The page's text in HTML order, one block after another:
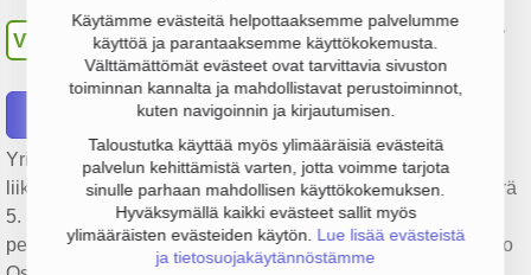
Käytämme evästeitä helpottaaksemme palvelumme
käyttöä ja parantaaksemme käyttökokemusta.
Välttämättömät evästeet ovat tarvittavia sivuston
toiminnan kannalta ja mahdollistavat perustoiminnot,
kuten navigoinnin ja kirjautumisen.
Taloustutka käyttää myös ylimääräisiä evästeitä
palvelun kehittämistä varten, jotta voimme tarjota
sinulle parhaan mahdollisen käyttökokemuksen.
Hyväksymällä kaikki evästeet sallit myös
ylimääräisten evästeiden käytön. Lue lisää evästeistä
ja tietosuojakäytännöstämme
VV
Oy Vaasan Vihannes - Vasa
Grönsaker Ab
Yrityksen Oy Vaasan Vihannes - Vasa Grönsaker Ab
liikevaihto on 10.4 milj. €, tulos 152 000 € ja henkilöstömäärä
5. Sen päätoimiala on Kasvisten tukkukauppa,
perustamisvuosi 1978 ja sijainti Vaasa. Yrityksen yhtiömuoto